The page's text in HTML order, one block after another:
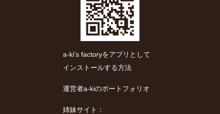
a-ki’s factoryをアプリとして
インストールする方法
運営者a-kiのポートフォリオ
姉妹サイト：